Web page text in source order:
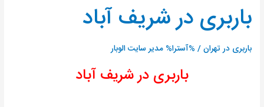
باربری در شریف آباد
باربری در تهران/ %آسترا% مدیر سایت الوبار
باربری در شریف آباد
باربری
در
آباد